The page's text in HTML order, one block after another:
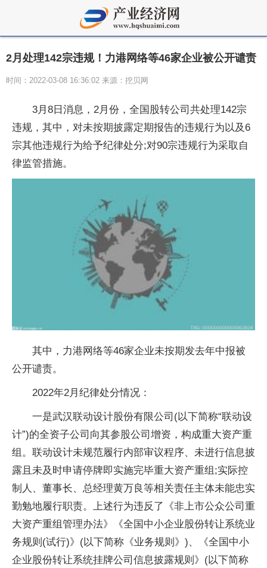
2月处理142宗违规！力港网络等46家企业被公开谴责
时间：2022-03-08 16:36:02 来源：挖贝网
3月8日消息，2月份，全国股转公司共处理142宗
违规，其中，对未按期披露定期报告的违规行为以及6
宗其他违规行为给予纪律处分;对90宗违规行为采取自
律监管措施。
其中，力港网络等46家企业未按期发去年中报被
公开谴责。
2022年2月纪律处分情况：
一是武汉联动设计股份有限公司(以下简称“联动设
计”)的全资子公司向其参股公司增资，构成重大资产重
组。联动设计未规范履行内部审议程序、未进行信息披
露且未及时申请停牌即实施完毕重大资产重组;实际控
制人、董事长、总经理黄万良等相关责任主体未能忠实
勤勉地履行职责。上述行为违反了《非上市公众公司重
大资产重组管理办法》《全国中小企业股份转让系统业
务规则(试行)》(以下简称《业务规则》)、《全国中小
企业股份转让系统挂牌公司信息披露规则》(以下简称